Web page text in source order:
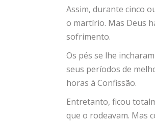
Assim, durante cinco
o martírio. Mas Deus
sofrimento.
Os pés se lhe
seus períodos de
horas à Confissão.
Entretanto, ficou
que o rodeavam. Mas